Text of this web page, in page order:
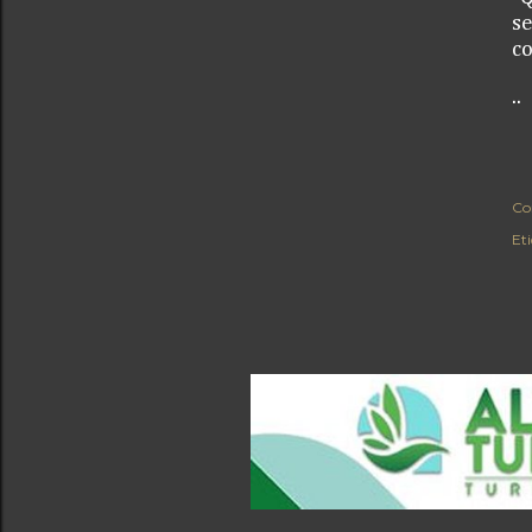
..